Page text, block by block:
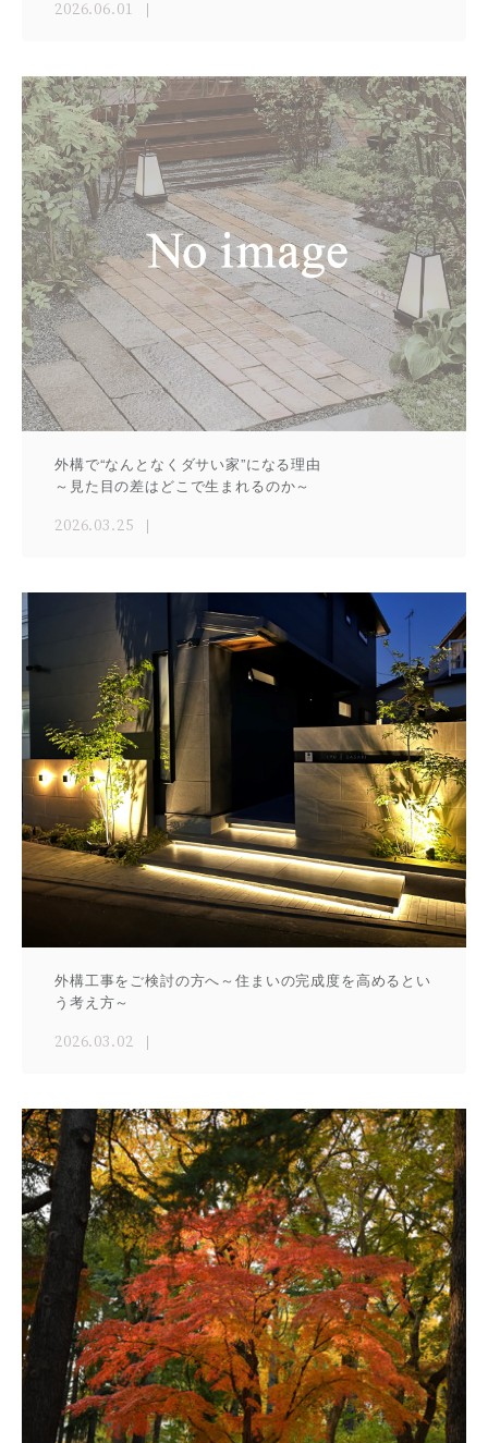
2026.06.01
外構で“なんとなくダサい家”になる理由
～見た目の差はどこで生まれるのか～
2026.03.25
外構工事をご検討の方へ～住まいの完成度を高めるとい
う考え方～
2026.03.02